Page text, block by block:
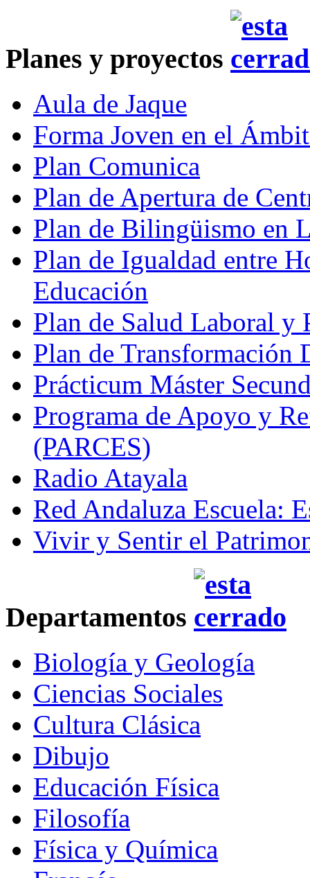
Planes y proyectos
Aula de Jaque
Forma Joven en el
Plan Comunica
Plan de Apertura de
Plan de Bilingüismo en
Plan de Igualdad entre
Educación
Plan de Salud Laboral y
Plan de Transformación
Prácticum Máster
Programa de Apoyo y
(PARCES)
Radio Atayala
Red Andaluza Escuela:
Vivir y Sentir el
Departamentos
Biología y Geología
Ciencias Sociales
Cultura Clásica
Dibujo
Educación Física
Filosofía
Física y Química